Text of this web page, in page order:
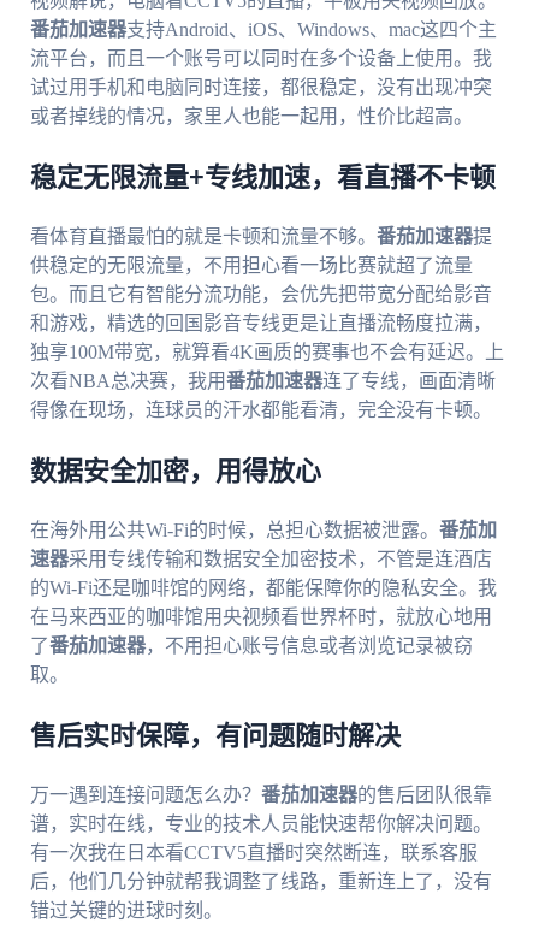
番茄加速器支持Android、iOS、Windows、mac这四个主
流平台，而且一个账号可以同时在多个设备上使用。我
试过用手机和电脑同时连接，都很稳定，没有出现冲突
或者掉线的情况，家里人也能一起用，性价比超高。
稳定无限流量+专线加速，看直播不卡顿
看体育直播最怕的就是卡顿和流量不够。 番茄加速器提
供稳定的无限流量，不用担心看一场比赛就超了流量
包。而且它有智能分流功能，会优先把带宽分配给影音
和游戏，精选的回国影音专线更是让直播流畅度拉满，
独享100M带宽，就算看4K画质的赛事也不会有延迟。上
次看NBA总决赛，我用番茄加速器连了专线，画面清晰
得像在现场，连球员的汗水都能看清，完全没有卡顿。
数据安全加密，用得放心
在海外用公共Wi-Fi的时候，总担心数据被泄露。 番茄加
速器采用专线传输和数据安全加密技术，不管是连酒店
的Wi-Fi还是咖啡馆的网络，都能保障你的隐私安全。我
在马来西亚的咖啡馆用央视频看世界杯时，就放心地用
了番茄加速器，不用担心账号信息或者浏览记录被窃
取。
售后实时保障，有问题随时解决
万一遇到连接问题怎么办？ 番茄加速器的售后团队很靠
谱，实时在线，专业的技术人员能快速帮你解决问题。
有一次我在日本看CCTV5直播时突然断连，联系客服
后，他们几分钟就帮我调整了线路，重新连上了，没有
错过关键的进球时刻。